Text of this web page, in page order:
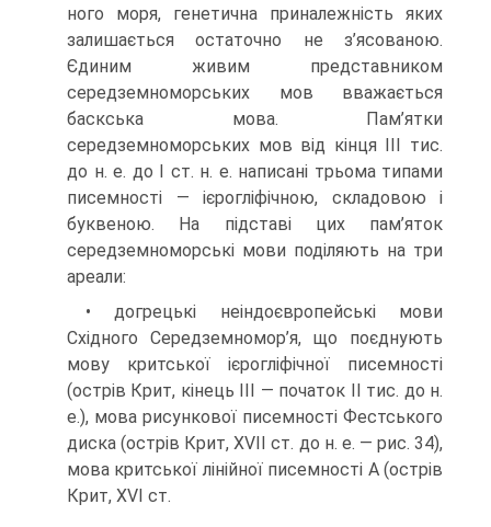
ного моря, генетична приналежність яких
залишається остаточно не з’ясованою.
Єдиним живим представником
середземноморських мов вважається
баскська мова. Пам’ятки
середземноморських мов від кінця III тис.
до н. е. до І ст. н. е. написані трьома типами
писемності — ієрогліфічною, складовою і
буквеною. На підставі цих пам’яток
середземноморські мови поділяють на три
ареали:
• догрецькі неіндоєвропейські мови
Східного Середземномор’я, що поєдну­ють
мову критської ієрогліфічної писемності
(острів Крит, кінець III — початок II тис. до н.
е.), мова рисункової писемності Фестського
диска (острів Крит, XVII ст. до н. е. — рис. 34),
мова критської лінійної писем­ності А (острів
Крит, XVI ст.